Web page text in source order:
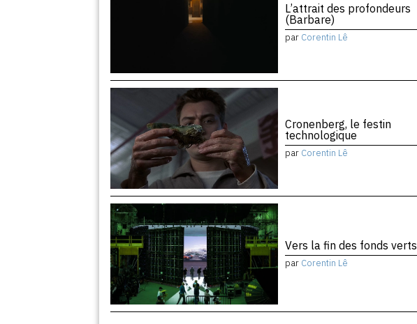
L’attrait des profondeurs
(Barbare)
par Corentin Lê
Cronenberg, le festin
technologique
par Corentin Lê
Vers la fin des fonds verts
par Corentin Lê